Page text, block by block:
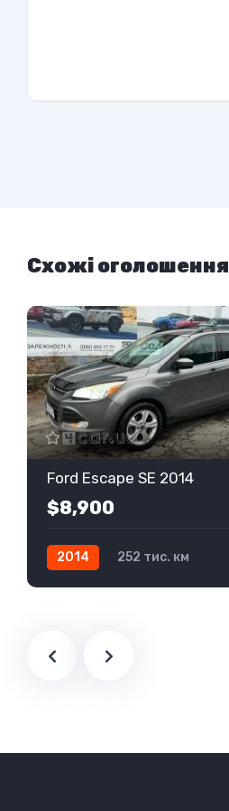
Схожі оголошення
Ford Escape SE 2014
$8,900
2014
252 тис. км